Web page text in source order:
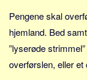
Kilder
Om
Webstedet
Forhistorien
Pengene skal
hjemland. Bed
”lyserøde
overførslen, eller